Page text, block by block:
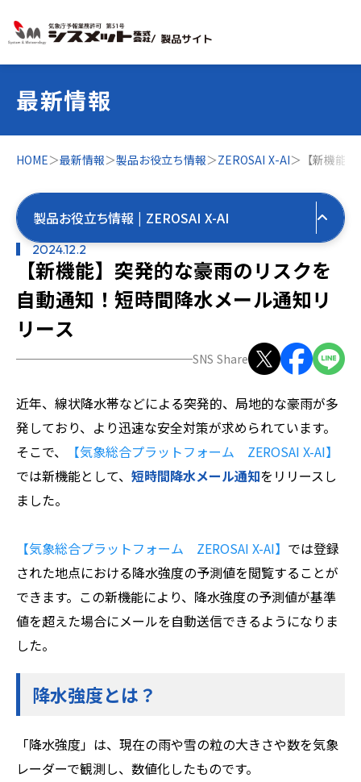
最新情報
HOME＞最新情報＞製品お役立ち情報＞ZEROSAI X-AI＞ 【新機能
製品お役立ち情報 | ZEROSAI X-AI
すべての最新情報
製品お役立ち情報
すべて
ZEROSAI X-AI
羅針盤PLUS
デジクラゲ
気象お役立ち情報
技術提案
お知らせ
閉じる
2024.12.2
【新機能】突発的な豪雨のリスクを
自動通知！短時間降水メール通知リ
リース
SNS Share
近年、線状降水帯などによる突発的、局地的な豪雨が多
発しており、より迅速な安全対策が求められています。
そこで、
【気象総合プラットフォーム ZEROSAI X-AI】
では新機能として、 短時間降水メール通知をリリースし
ました。
【気象総合プラットフォーム ZEROSAI X-AI】 では登録
された地点における降水強度の予測値を閲覧することが
できます。この新機能により、降水強度の予測値が基準
値を超えた場合にメールを自動送信できるようになりま
した。
降水強度とは？
「降水強度」は、現在の雨や雪の粒の大きさや数を気象
レーダーで観測し、数値化したものです。
/ 製品サイト